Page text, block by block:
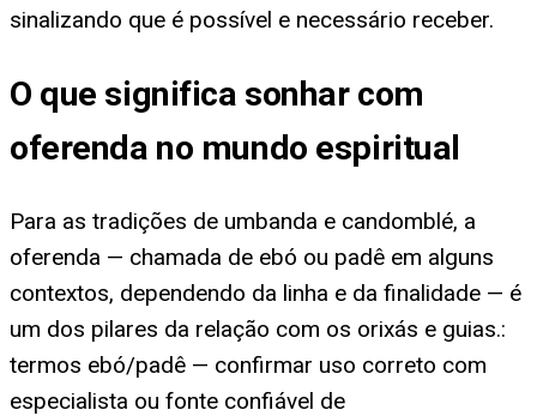
sinalizando que é possível e necessário receber.
O que significa sonhar com
oferenda no mundo espiritual
Para as tradições de umbanda e candomblé, a
oferenda — chamada de ebó ou padê em alguns
contextos, dependendo da linha e da finalidade — é
um dos pilares da relação com os orixás e guias.:
termos ebó/padê — confirmar uso correto com
especialista ou fonte confiável de